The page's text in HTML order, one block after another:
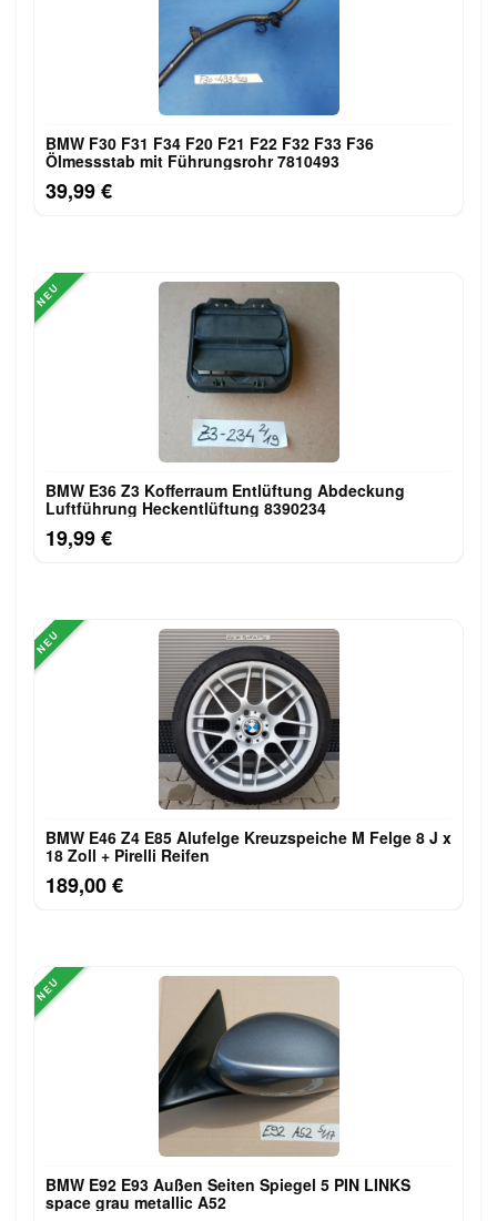
BMW F30 F31 F34 F20 F21 F22 F32 F33 F36
Ölmessstab mit Führungsrohr 7810493
39,99 €
NEU
BMW E36 Z3 Kofferraum Entlüftung Abdeckung
Luftführung Heckentlüftung 8390234
19,99 €
NEU
BMW E46 Z4 E85 Alufelge Kreuzspeiche M Felge 8 J x
18 Zoll + Pirelli Reifen
189,00 €
NEU
BMW E92 E93 Außen Seiten Spiegel 5 PIN LINKS
space grau metallic A52